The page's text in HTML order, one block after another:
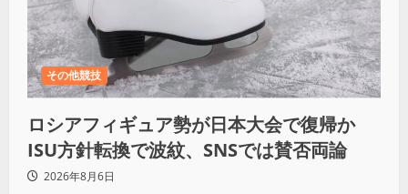
その他競技
ロシアフィギュア勢が日本大会で復帰か
ISU方針転換で波紋、SNSでは賛否両論
2026年8月6日